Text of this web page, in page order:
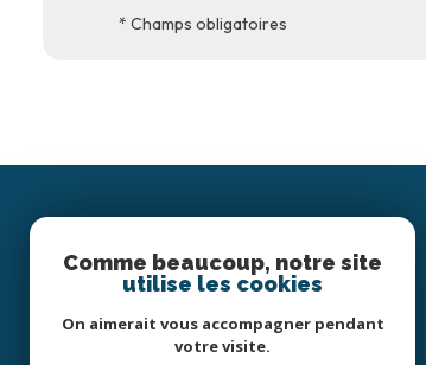
* Champs obligatoires
Comme beaucoup, notre site
utilise les cookies
On aimerait vous accompagner pendant
votre visite.